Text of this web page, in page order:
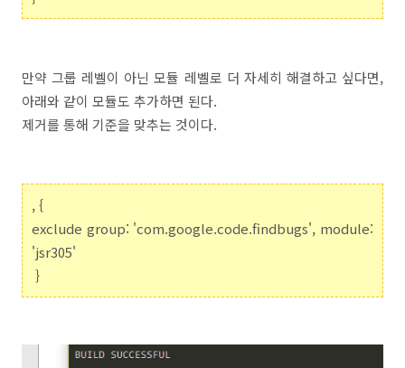
만약 그룹 레벨이 아닌 모듈 레벨로 더 자세히 해결하고 싶다면,
아래와 같이 모듈도 추가하면 된다.
제거를 통해 기준을 맞추는 것이다.
, {
exclude group: 'com.google.code.findbugs', module:
'jsr305'
}